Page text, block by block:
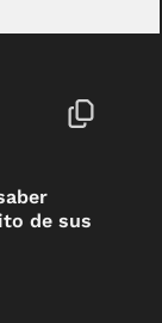
de sus